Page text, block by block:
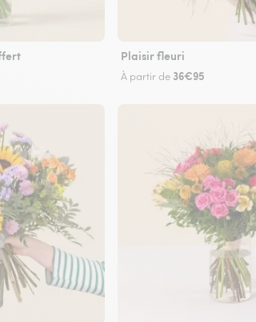
Plaisir fleuri
À partir de 36€95